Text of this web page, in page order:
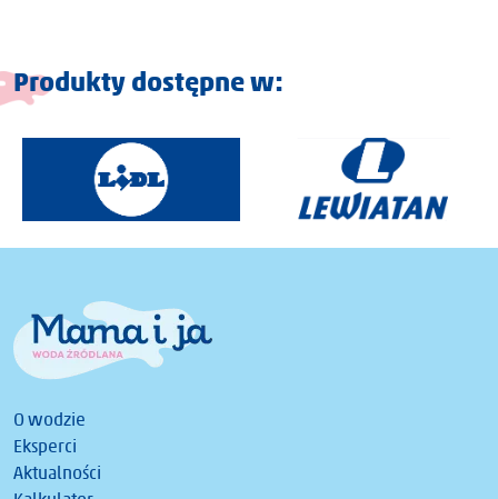
Produkty dostępne w:
O wodzie
Eksperci
Aktualności